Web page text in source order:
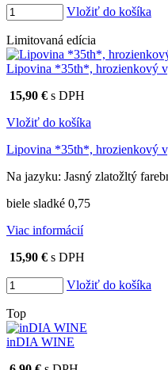
Vložiť do košíka
Limitovaná edícia
Lipovina *35th*, hrozienkový
15,90 € s DPH
Vložiť do košíka
Lipovina *35th*, hrozienkový
Na jazyku: Jasný zlatožltý
biele sladké 0,75
Viac informácií
15,90 € s DPH
Vložiť do košíka
Top
inDIA WINE